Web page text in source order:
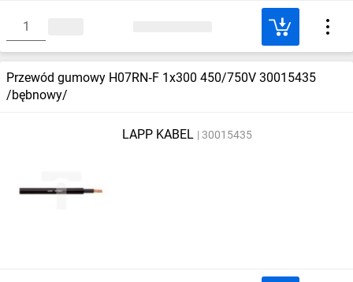
Przewód gumowy H07RN‑F 1x300 450/750V 30015435
/bębnowy/
LAPP KABEL 30015435